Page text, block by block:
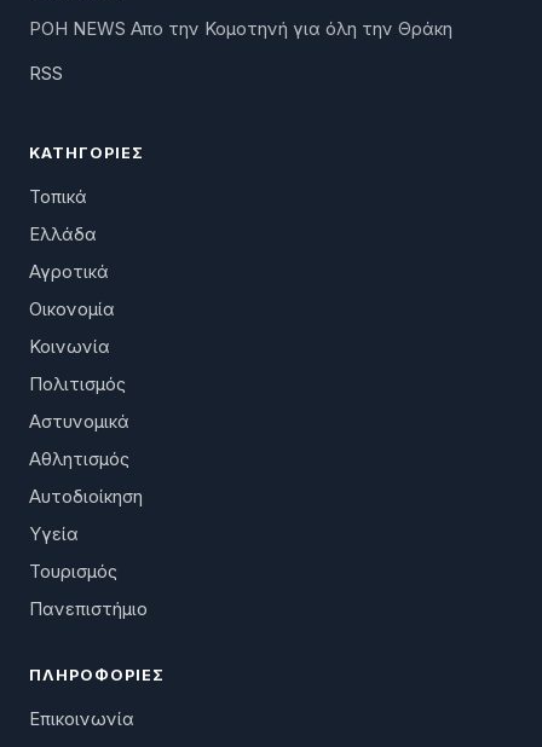
ΡΟΗ NEWS Απο την Κομοτηνή για όλη την Θράκη
RSS
ΚΑΤΗΓΟΡΊΕΣ
Τοπικά
Ελλάδα
Αγροτικά
Οικονομία
Κοινωνία
Πολιτισμός
Αστυνομικά
Αθλητισμός
Αυτοδιοίκηση
Υγεία
Τουρισμός
Πανεπιστήμιο
ΠΛΗΡΟΦΟΡΊΕΣ
Επικοινωνία